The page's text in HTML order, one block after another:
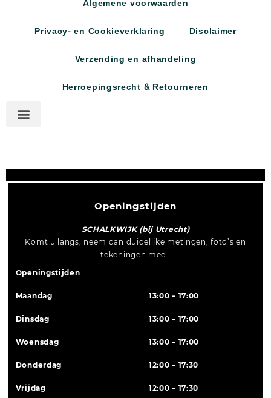
Algemene voorwaarden
Privacy- en Cookieverklaring
Disclaimer
Verzending en afhandeling
Herroepingsrecht & Retourneren
Openingstijden
SCHALKWIJK (bij Utrecht)
Komt u langs, neem dan duidelijke metingen, foto’s en
tekeningen mee.
Openingstijden
Maandag 13:00 – 17:00
Dinsdag 13:00 – 17:00
Woensdag 13:00 – 17:00
Donderdag 12:00 – 17:30
Vrijdag 12:00 – 17:30